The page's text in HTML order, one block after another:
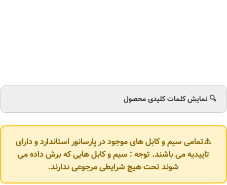
🔍 نمایش کلمات کلیدی محصول
⚠️تمامی سیم و کابل های موجود در پارسانور استاندارد و دارای
تاییدیه می باشند. توجه : سیم و کابل هایی که برش داده می
شوند تحت هیچ شرایطی مرجوعی ندارند.